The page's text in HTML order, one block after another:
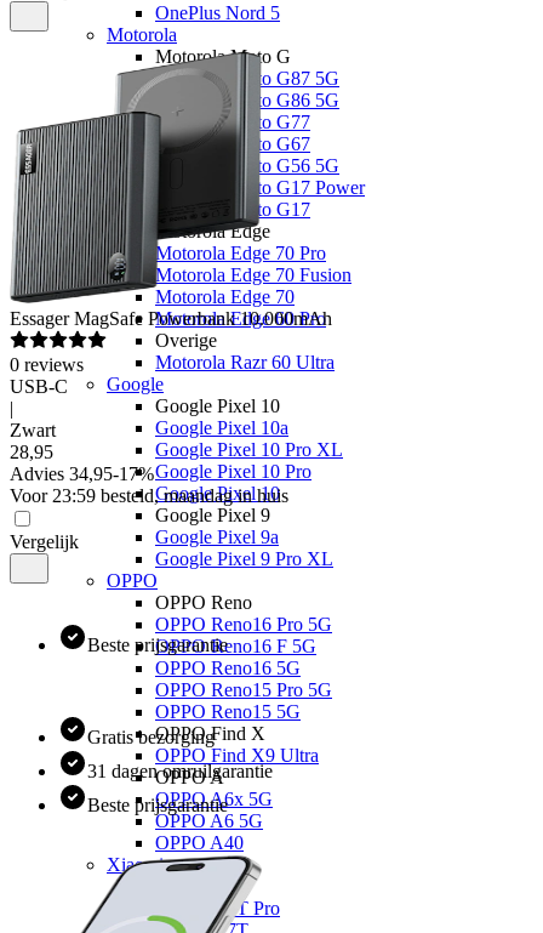
OnePlus Nord 5
Motorola
Motorola Moto G
Motorola Moto G87 5G
Motorola Moto G86 5G
Motorola Moto G77
Motorola Moto G67
Motorola Moto G56 5G
Motorola Moto G17 Power
Motorola Moto G17
Motorola Edge
Motorola Edge 70 Pro
Motorola Edge 70 Fusion
Motorola Edge 70
Motorola Edge 60 Pro
Overige
Motorola Razr 60 Ultra
Google
Google Pixel 10
Google Pixel 10a
Google Pixel 10 Pro XL
Google Pixel 10 Pro
Google Pixel 10
Google Pixel 9
Google Pixel 9a
Google Pixel 9 Pro XL
OPPO
OPPO Reno
OPPO Reno16 Pro 5G
OPPO Reno16 F 5G
OPPO Reno16 5G
OPPO Reno15 Pro 5G
OPPO Reno15 5G
OPPO Find X
OPPO Find X9 Ultra
OPPO A
OPPO A6x 5G
OPPO A6 5G
OPPO A40
Xiaomi
Xiaomi 17
Xiaomi 17T Pro
Essager MagSafe Powerbank 10.000mAh
0 reviews
USB-C
|
Zwart
28,95
Advies 34,95-17%
Voor 23:59 besteld, maandag in huis
Vergelijk
Beste prijsgarantie
Gratis bezorging
31 dagen omruilgarantie
Beste prijsgarantie